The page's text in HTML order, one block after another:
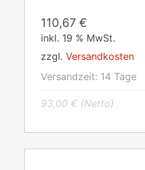
110,67 €
inkl. 19 % MwSt.
zzgl. Versandkosten
Versandzeit: 14 Tage
93,00 € (Netto)